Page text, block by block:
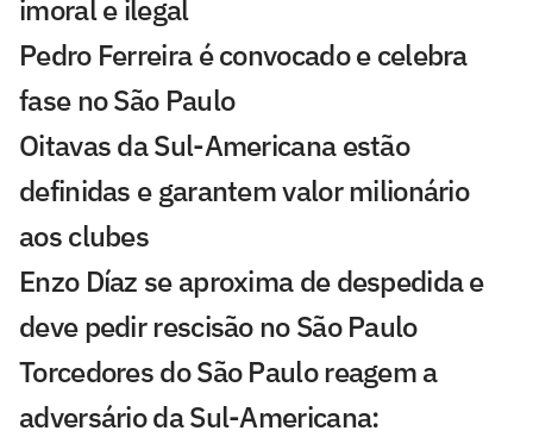
imoral e ilegal
Pedro Ferreira é convocado e celebra
fase no São Paulo
Oitavas da Sul-Americana estão
definidas e garantem valor milionário
aos clubes
Enzo Díaz se aproxima de despedida e
deve pedir rescisão no São Paulo
Torcedores do São Paulo reagem a
adversário da Sul-Americana: